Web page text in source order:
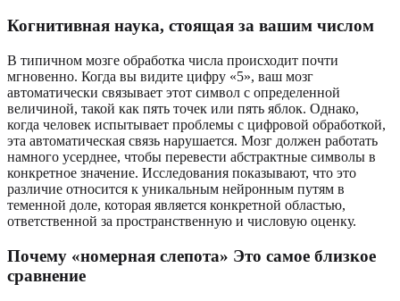
Когнитивная наука, стоящая за вашим числом
В типичном мозге обработка числа происходит почти
мгновенно. Когда вы видите цифру «5», ваш мозг
автоматически связывает этот символ с определенной
величиной, такой как пять точек или пять яблок. Однако,
когда человек испытывает проблемы с цифровой обработкой,
эта автоматическая связь нарушается. Мозг должен работать
намного усерднее, чтобы перевести абстрактные символы в
конкретное значение. Исследования показывают, что это
различие относится к уникальным нейронным путям в
теменной доле, которая является конкретной областью,
ответственной за пространственную и числовую оценку.
Почему «номерная слепота» Это самое близкое
сравнение